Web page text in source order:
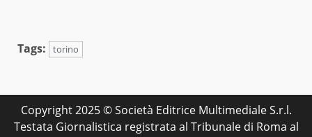
Tags: torino
Copyright 2025 © Società Editrice Multimediale S.r.l.
Testata Giornalistica registrata al Tribunale di Roma al